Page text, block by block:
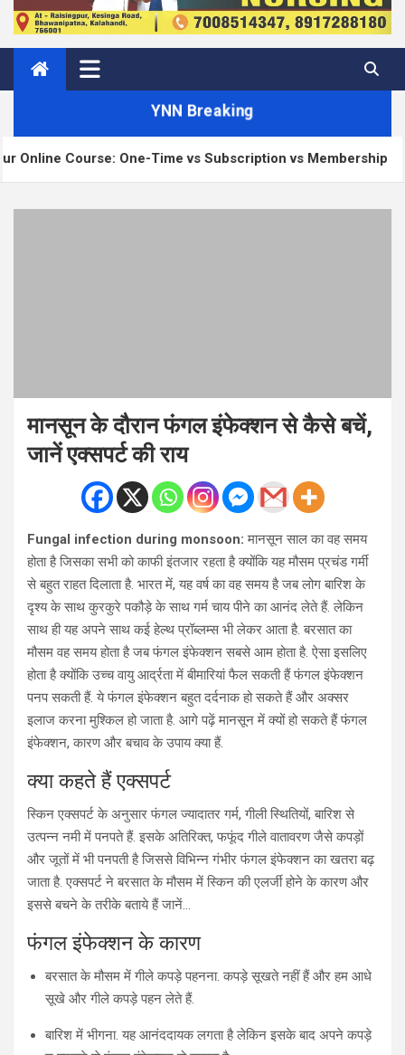
YNN Breaking
Time vs Subscription vs Membership Matt:
मानसून के दौरान फंगल इंफेक्शन से कैसे बचें,
जानें एक्सपर्ट की राय
Fungal infection during monsoon: मानसून साल का वह समय
होता है जिसका सभी को काफी इंतजार रहता है क्योंकि यह मौसम प्रचंड गर्मी
से बहुत राहत दिलाता है. भारत में, यह वर्ष का वह समय है जब लोग बारिश के
दृश्य के साथ कुरकुरे पकौड़े के साथ गर्म चाय पीने का आनंद लेते हैं. लेकिन
साथ ही यह अपने साथ कई हेल्थ प्रॉब्लम्स भी लेकर आता है. बरसात का
मौसम वह समय होता है जब फंगल इंफेक्शन सबसे आम होता है. ऐसा इसलिए
होता है क्योंकि उच्च वायु आर्द्रता में बीमारियां फैल सकती हैं फंगल इंफेक्शन
पनप सकती हैं. ये फंगल इंफेक्शन बहुत दर्दनाक हो सकते हैं और अक्सर
इलाज करना मुश्किल हो जाता है. आगे पढ़ें मानसून में क्यों हो सकते हैं फंगल
इंफेक्शन, कारण और बचाव के उपाय क्या हैं.
क्या कहते हैं एक्सपर्ट
स्किन एक्सपर्ट के अनुसार फंगल ज्यादातर गर्म, गीली स्थितियों, बारिश से
उत्पन्न नमी में पनपते हैं. इसके अतिरिक्त, फफूंद गीले वातावरण जैसे कपड़ों
और जूतों में भी पनपती है जिससे विभिन्न गंभीर फंगल इंफेक्शन का खतरा बढ़
जाता है. एक्सपर्ट ने बरसात के मौसम में स्किन की एलर्जी होने के कारण और
इससे बचने के तरीके बताये हैं जानें…
फंगल इंफेक्शन के कारण
बरसात के मौसम में गीले कपड़े पहनना. कपड़े सूखते नहीं हैं और हम आधे
सूखे और गीले कपड़े पहन लेते हैं.
बारिश में भीगना. यह आनंददायक लगता है लेकिन इसके बाद अपने कपड़े